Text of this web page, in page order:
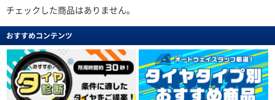
チェックした商品はありません。
おすすめコンテンツ